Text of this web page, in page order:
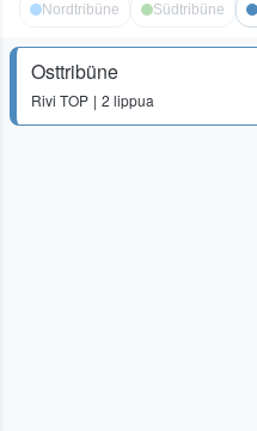
Nordtribüne Südtribüne
Osttribüne
Rivi TOP 2 lippua